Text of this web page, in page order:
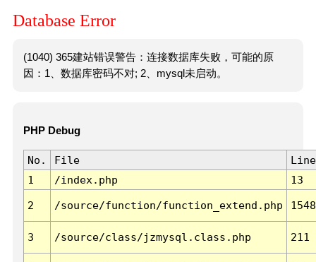
Database Error
(1040) 365建站错误警告：连接数据库失败，可能的原
因：1、数据库密码不对; 2、mysql未启动。
PHP Debug
No. File
Line
1
/index.php 13
2 /source/function/function_extend.php 1548
3 /source/class/jzmysql.class.php 211